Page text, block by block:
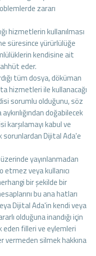
zararı
hizmetlerin kullanılması
süresince yürürlülüğe
kendisine ait
eder.
tüm dosya, döküman
hizmetleri ile kullanacağı
sorumlu olduğunu, söz
doğabilecek
karşılamayı kabul ve
sorunlardan Dijital Ada'e
yayınlanmadan
veya kullanıcı
bir şekilde bir
bu ana hatları
Dijital Ada'in kendi veya
olduğuna inandığı için
eden filleri ve eylemleri
silmek hakkına